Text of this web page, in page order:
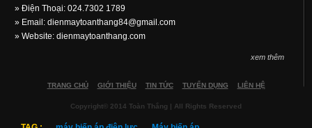
» Điện Thoại: 024.7302 1789
» Email: dienmaytoanthang84@gmail.com
» Website: dienmaytoanthang.com
xem thêm
TRANG CHỦ GIỚI THIỆU TIN TỨC TUYỂN DỤNG LIÊN HỆ
Copyright© 2014 Toàn Thắng | All Rights Reserved